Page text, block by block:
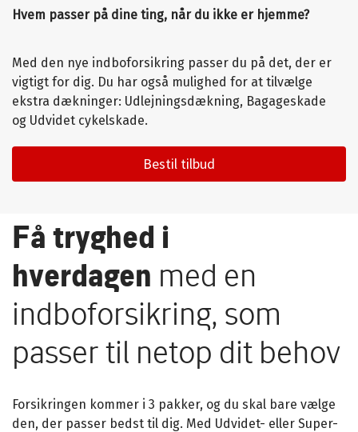
Hvem passer på dine ting, når du ikke er hjemme?
Med den nye indboforsikring passer du på det, der er
vigtigt for dig. Du har også mulighed for at tilvælge
ekstra dækninger: Udlejningsdækning, Bagageskade
og Udvidet cykelskade.
Bestil tilbud
Få tryghed i
hverdagen med en
indboforsikring, som
passer til netop dit behov
Forsikringen kommer i 3 pakker, og du skal bare vælge
den, der passer bedst til dig. Med Udvidet- eller Super-